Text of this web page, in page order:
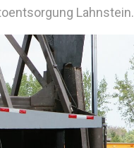
Lahnstein.